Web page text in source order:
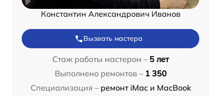
Константин Александрович Иванов
Вызвать мастера
Стаж работы мастером – 5 лет
Выполнено ремонтов – 1 350
Специализация – ремонт iMac и MacBook